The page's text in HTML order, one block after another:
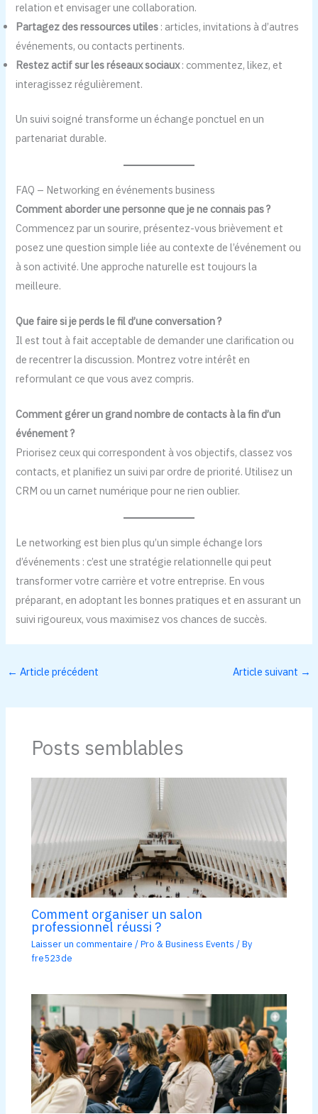
relation et envisager une collaboration.
Partagez des ressources utiles : articles, invitations à d’autres
événements, ou contacts pertinents.
Restez actif sur les réseaux sociaux: commentez, likez, et
interagissez régulièrement.
Un suivi soigné transforme un échange ponctuel en un
partenariat durable.
FAQ – Networking en événements business
Comment aborder une personne que je ne connais pas ?
Commencez par un sourire, présentez-vous brièvement et
posez une question simple liée au contexte de l’événement ou
à son activité. Une approche naturelle est toujours la
meilleure.
Que faire si je perds le fil d’une conversation ?
Il est tout à fait acceptable de demander une clarification ou
de recentrer la discussion. Montrez votre intérêt en
reformulant ce que vous avez compris.
Comment gérer un grand nombre de contacts à la fin d’un
événement ?
Priorisez ceux qui correspondent à vos objectifs, classez vos
contacts, et planifiez un suivi par ordre de priorité. Utilisez un
CRM ou un carnet numérique pour ne rien oublier.
Le networking est bien plus qu’un simple échange lors
d’événements : c’est une stratégie relationnelle qui peut
transformer votre carrière et votre entreprise. En vous
préparant, en adoptant les bonnes pratiques et en assurant un
suivi rigoureux, vous maximisez vos chances de succès.
← Article précédent Article suivant →
Posts semblables
Comment organiser un salon
professionnel réussi ?
Laisser un commentaire /Pro & Business Events / By
fre523de